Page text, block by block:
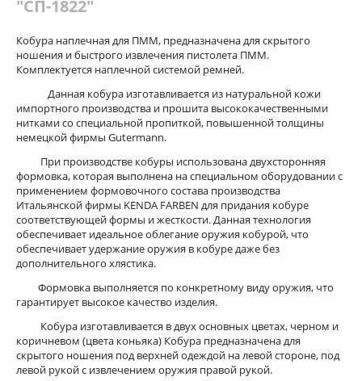
"СП-1822"
Кобура наплечная для ПММ, предназначена для скрытого
ношения и быстрого извлечения пистолета ПММ.
Комплектуется наплечной системой ремней.
Данная кобура изготавливается из натуральной кожи
импортного производства и прошита высококачественными
нитками со специальной пропиткой, повышенной толщины
немецкой фирмы Gutermann.
При производстве кобуры использована двухсторонняя
формовка, которая выполнена на специальном оборудовании с
применением формовочного состава производства
Итальянской фирмы KENDA FARBEN для придания кобуре
соответствующей формы и жесткости. Данная технология
обеспечивает идеальное облегание оружия кобурой, что
обеспечивает удержание оружия в кобуре даже без
дополнительного хлястика.
Формовка выполняется по конкретному виду оружия, что
гарантирует высокое качество изделия.
Кобура изготавливается в двух основных цветах, черном и
коричневом (цвета коньяка) Кобура предназначена для
скрытого ношения под верхней одеждой на левой стороне, под
левой рукой с извлечением оружия правой рукой.